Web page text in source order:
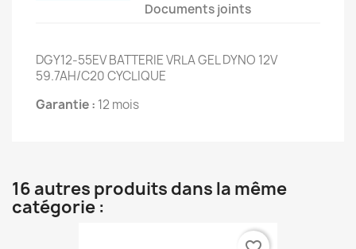
Documents joints
DGY12-55EV BATTERIE VRLA GEL DYNO 12V
59.7AH/C20 CYCLIQUE
Garantie : 12 mois
16 autres produits dans la même
catégorie :